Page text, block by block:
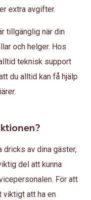
extra avgifter.
tillgänglig när din
och helger. Hos
teknisk support
du alltid kan få hjälp
dricks av dina gäster,
del att kunna
För att
viktigt att ha en